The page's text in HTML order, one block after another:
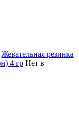
Жевательная резинка
4 гр Нет в